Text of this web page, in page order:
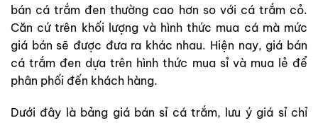
bán cá trắm đen thường cao hơn so với cá trắm cỏ.
Căn cứ trên khối lượng và hình thức mua cá mà mức
giá bán sẽ được đưa ra khác nhau. Hiện nay, giá bán
cá trắm đen dựa trên hình thức mua sỉ và mua lẻ để
phân phối đến khách hàng.
Dưới đây là bảng giá bán sỉ cá trắm, lưu ý giá sỉ chỉ